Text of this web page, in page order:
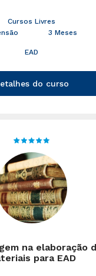
Cursos Livres
3 Meses
EAD
do curso
na elaboração
para EAD